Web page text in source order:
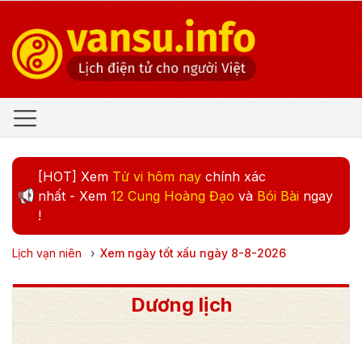
[HOT] Xem Tử vi hôm nay chính xác
nhất - Xem 12 Cung Hoàng Đạo và Bói Bài ngay
!
Lịch vạn niên › Xem ngày tốt xấu ngày 8-8-2026
Dương lịch